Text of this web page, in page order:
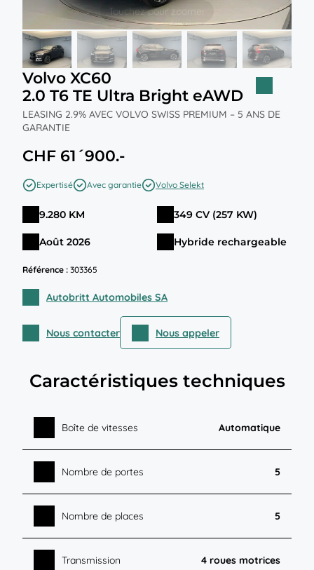
Volvo XC60
2.0 T6 TE Ultra Bright eAWD
LEASING 2.9% AVEC VOLVO SWISS PREMIUM – 5 ANS DE
GARANTIE
CHF 61´900.-
Expertisé Avec garantie Volvo Selekt
9.280 KM 349 CV (257 KW)
Août 2026 Hybride rechargeable
Référence : 303365
Autobritt Automobiles SA
Nous contacter Nous appeler
Caractéristiques techniques
Boîte de vitesses Automatique
Nombre de portes 5
Nombre de places 5
Transmission 4 roues motrices